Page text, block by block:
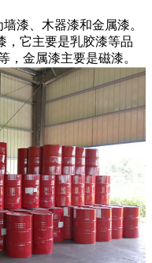
漆、木器漆和金属漆。
，它主要是乳胶漆等品
，金属漆主要是磁漆。